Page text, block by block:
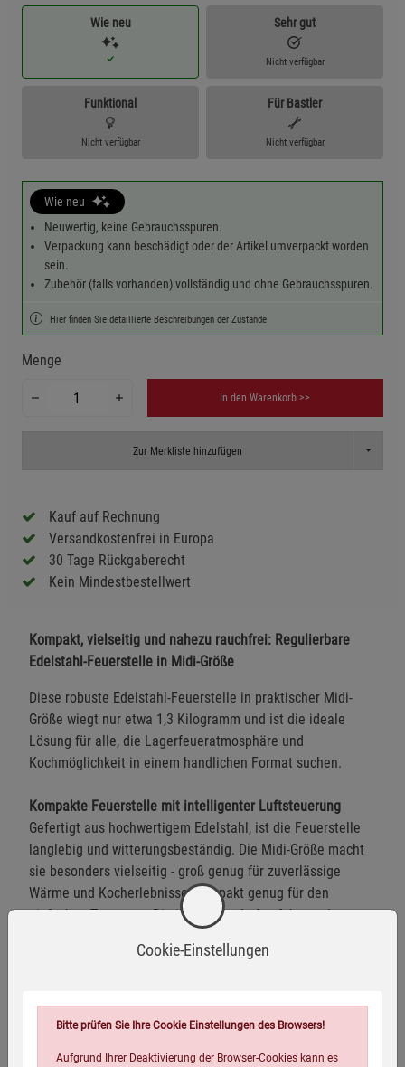
Wie neu Sehr gut
Nicht verfügbar
Funktional
Nicht verfügbar
Für Bastler
Nicht verfügbar
Wie neu
Neuwertig, keine Gebrauchsspuren.
Verpackung kann beschädigt oder der Artikel umverpackt worden
sein.
Zubehör (falls vorhanden) vollständig und ohne Gebrauchsspuren.
Hier finden Sie detaillierte Beschreibungen der Zustände
Menge
In den Warenkorb >>
Zur Merkliste hinzufügen Toggle
Kauf auf Rechnung
Versandkostenfrei in Europa
30 Tage Rückgaberecht
Kein Mindestbestellwert
Kompakt, vielseitig und nahezu rauchfrei: Regulierbare
Edelstahl-Feuerstelle in Midi-Größe
Diese robuste Edelstahl-Feuerstelle in praktischer Midi-
Größe wiegt nur etwa 1,3 Kilogramm und ist die ideale
Lösung für alle, die Lagerfeueratmosphäre und
Kochmöglichkeit in einem handlichen Format suchen.
Kompakte Feuerstelle mit intelligenter Luftsteuerung
Gefertigt aus hochwertigem Edelstahl, ist die Feuerstelle
lang­lebig und witterungsbeständig. Die Midi-Größe macht
sie besonders vielseitig - groß genug für zuverlässige
Wärme und Kocherlebnisse, kompakt genug für den
einfachen Transport. Die integrierte Luftzufuhrregelung
steuern. Gleichzeitig sorgt die gezielte Luftführung für eine
Cookie-Einstellungen
Bitte prüfen Sie Ihre Cookie Einstellungen des Browsers!
Aufgrund Ihrer Deaktivierung der Browser-Cookies kann es